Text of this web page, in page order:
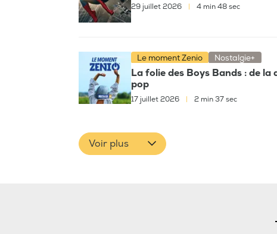
29 juillet 2026 4 min 48 sec
Le moment Zenio Nostalgie+
La folie des Boys Bands : de
pop
17 juillet 2026 2 min 37 sec
Voir plus